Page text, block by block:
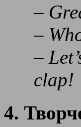
–
–
–
clap!
4.